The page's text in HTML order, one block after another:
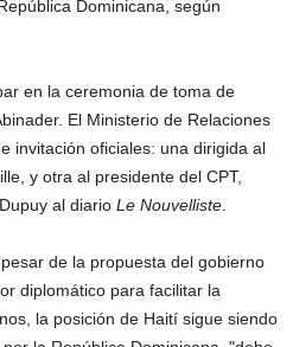
Dominicana, según
en la ceremonia de toma de
El Ministerio de Relaciones
invitación oficiales: una dirigida al
y otra al presidente del CPT,
al diario Le Nouvelliste
de la propuesta del gobierno
diplomático para facilitar la
la posición de Haití sigue siendo